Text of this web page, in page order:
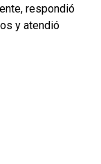
respondió
y atendió